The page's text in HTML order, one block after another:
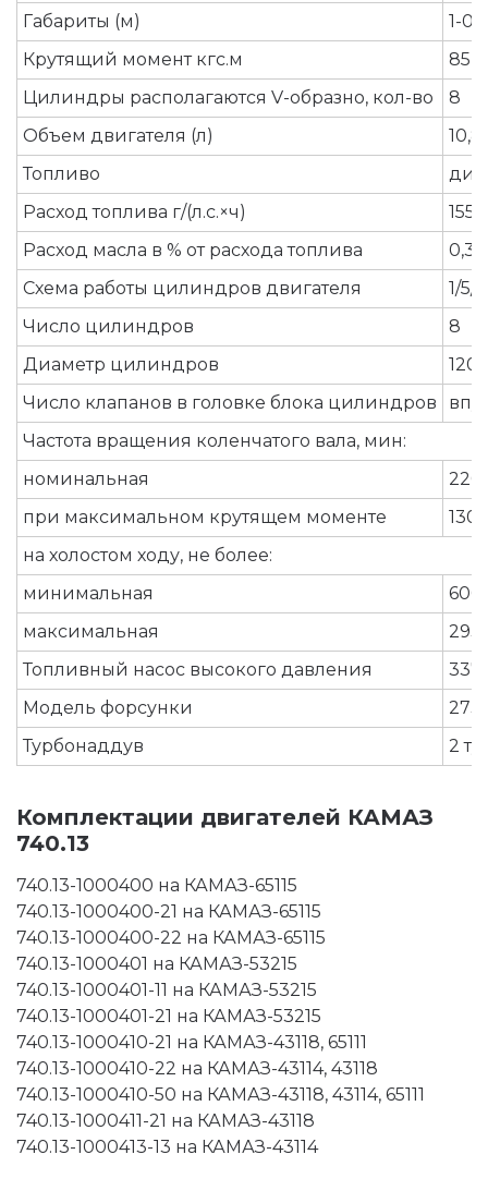
Габариты (м)
1-
Крутящий момент кгс.м
85
Цилиндры располагаются V-образно, кол-во
8
Объем двигателя (л)
Топливо
Расход топлива г/(л.с.×ч)
155
Расход масла в % от расхода топлива
0,3
Схема работы цилиндров двигателя
1/5/
Число цилиндров
8
Диаметр цилиндров
Число клапанов в головке блока цилиндров
Частота вращения коленчатого вала, мин:
номинальная
при максимальном крутящем моменте
на холостом ходу, не более:
минимальная
600
максимальная
Топливный насос высокого давления
Модель форсунки
Турбонаддув
2
Комплектации двигателей КАМАЗ
740.13
740.13-1000400 на КАМАЗ-65115
740.13-1000400-21 на КАМАЗ-65115
740.13-1000400-22 на КАМАЗ-65115
740.13-1000401 на КАМАЗ-53215
740.13-1000401-11 на КАМАЗ-53215
740.13-1000401-21 на КАМАЗ-53215
740.13-1000410-21 на КАМАЗ-43118, 65111
740.13-1000410-22 на КАМАЗ-43114, 43118
740.13-1000410-50 на КАМАЗ-43118, 43114, 65111
740.13-1000411-21 на КАМАЗ-43118
740.13-1000413-13 на КАМАЗ-43114